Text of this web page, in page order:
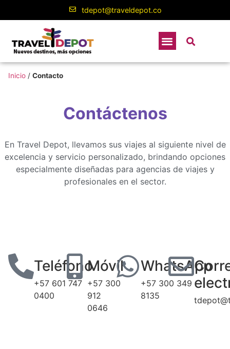
tdepot@traveldepot.co
Inicio / Contacto
Contáctenos
En Travel Depot, llevamos sus viajes al siguiente nivel de
excelencia y servicio personalizado, brindando opciones
especialmente diseñadas para agencias de viajes y
profesionales en el sector.
Teléfono
+57 601 747
0400
Móvil
+57 300
912
0646
WhatsApp
+57 300 349
8135